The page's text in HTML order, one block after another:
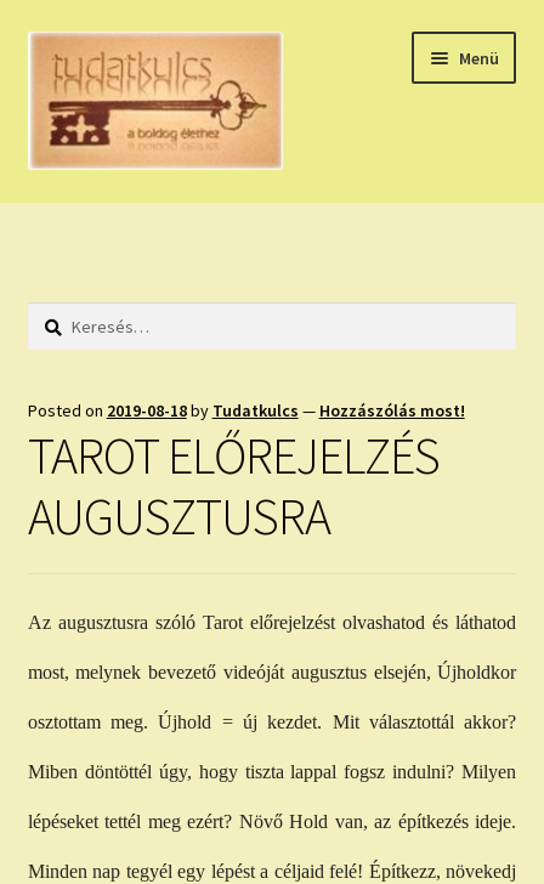
Ugrás
navigációhoz
Kilépés
tartalomba
Menü
HÚZZ EGY KÁRTYÁT!
HOLDNAPTÁR
NAPI ASZTROLÓGIA
KÉRJ EGY MEGERŐSÍTÉST!
child
IRATKOZZ FEL A VIDEÓ CSATORNÁNKRA!
TAROT ELEMZÉS MEGRENDELÉSE LIMITÁLT!
AJÁNDÉKOKKAL!
Keresés:
Posted on 2019-08-18by Tudatkulcs — Hozzászólás most!
TAROT ELŐREJELZÉS
AUGUSZTUSRA
Az augusztusra szóló Tarot előrejelzést olvashatod és láthatod
most, melynek bevezető videóját augusztus elsején, Újholdkor
osztottam meg. Újhold = új kezdet. Mit választottál akkor?
Miben döntöttél úgy, hogy tiszta lappal fogsz indulni? Milyen
lépéseket tettél meg ezért? Növő Hold van, az építkezés ideje.
Minden nap tegyél egy lépést a céljaid felé! Építkezz, növekedj